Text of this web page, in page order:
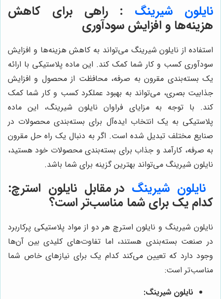
نایلون شیرینگ : راهی برای کاهش
هزینه‌ها و افزایش سودآوری
استفاده از نایلون شیرینگ می‌تواند به کاهش هزینه‌ها و افزایش
سودآوری کسب و کار شما کمک کند. این ماده پلاستیکی با ارائه
یک بسته‌بندی مقرون به صرفه، محافظت از محصول و افزایش
جذابیت بصری، می‌تواند به بهبود عملکرد کسب و کار شما کمک
کند. با توجه به مزایای فراوان نایلون شیرینگ، این ماده
پلاستیکی به یک انتخاب ایده‌آل برای بسته‌بندی محصولات در
صنایع مختلف تبدیل شده است. اگر به دنبال یک راه حل مقرون
به صرفه، کارآمد و جذاب برای بسته‌بندی محصولات خود هستید،
نایلون شیرینگ می‌تواند بهترین گزینه برای شما باشد.
نایلون شیرینگ در مقابل نایلون استرچ:
کدام یک برای شما مناسب‌تر است؟
نایلون شیرینگ و نایلون استرچ هر دو از مواد پلاستیکی پرکاربرد
در صنعت بسته‌بندی هستند، اما تفاوت‌های کلیدی بین آن‌ها
وجود دارد که تعیین می‌کند کدام یک برای نیازهای خاص شما
مناسب‌تر است:
نایلون شیرینگ: